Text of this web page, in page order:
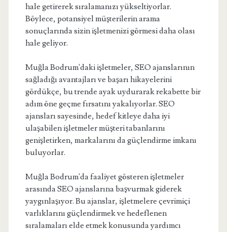
hale getirerek sıralamanızı yükseltiyorlar.
Böylece, potansiyel müşterilerin arama
sonuçlarında sizin işletmenizi görmesi daha olası
hale geliyor.
Muğla Bodrum'daki işletmeler, SEO ajanslarının
sağladığı avantajları ve başarı hikayelerini
gördükçe, bu trende ayak uydurarak rekabette bir
adım öne geçme fırsatını yakalıyorlar. SEO
ajansları sayesinde, hedef kitleye daha iyi
ulaşabilen işletmeler müşteri tabanlarını
genişletirken, markalarını da güçlendirme imkanı
buluyorlar.
Muğla Bodrum'da faaliyet gösteren işletmeler
arasında SEO ajanslarına başvurmak giderek
yaygınlaşıyor. Bu ajanslar, işletmelere çevrimiçi
varlıklarını güçlendirmek ve hedeflenen
sıralamaları elde etmek konusunda yardımcı